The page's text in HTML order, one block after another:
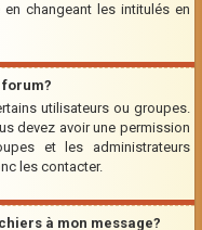
changeant les intitulés en
utilisateurs ou groupes.
devez avoir une permission
et les administrateurs
les contacter.
à mon message?